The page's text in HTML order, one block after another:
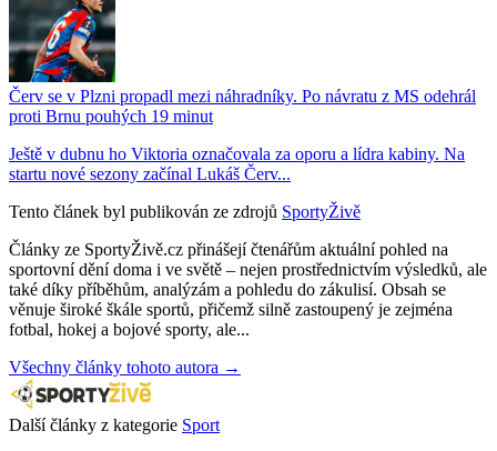
Červ se v Plzni propadl mezi náhradníky. Po návratu z MS odehrál
proti Brnu pouhých 19 minut
Ještě v dubnu ho Viktoria označovala za oporu a lídra kabiny. Na
startu nové sezony začínal Lukáš Červ...
Tento článek byl publikován ze zdrojů SportyŽivě
Články ze SportyŽivě.cz přinášejí čtenářům aktuální pohled na
sportovní dění doma i ve světě – nejen prostřednictvím výsledků, ale
také díky příběhům, analýzám a pohledu do zákulisí. Obsah se
věnuje široké škále sportů, přičemž silně zastoupený je zejména
fotbal, hokej a bojové sporty, ale...
Všechny články tohoto autora →
Další články z kategorie Sport